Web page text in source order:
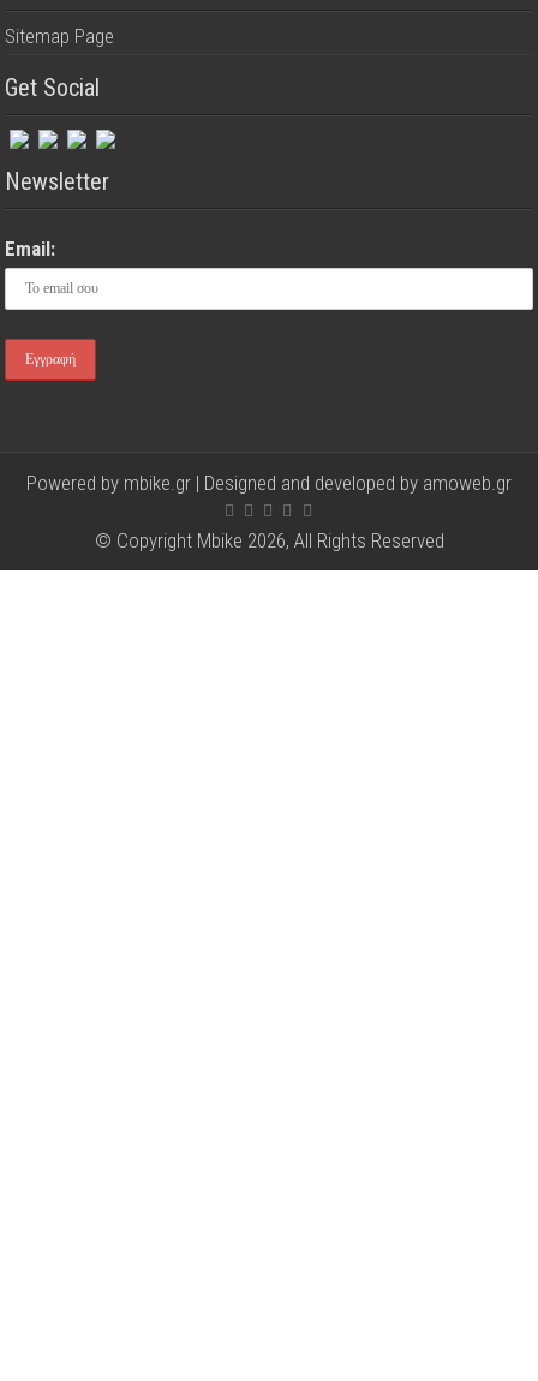
Sitemap Page
Get Social
Newsletter
Email:
Powered by mbike.gr | Designed and developed by amoweb.gr
© Copyright Mbike 2026, All Rights Reserved